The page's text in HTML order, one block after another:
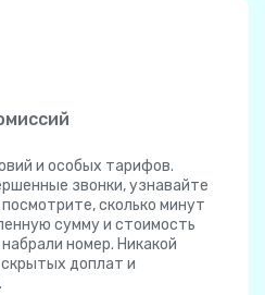
и особых тарифов.
звонки, узнавайте
сколько минут
сумму и стоимость
номер. Никакой
доплат и